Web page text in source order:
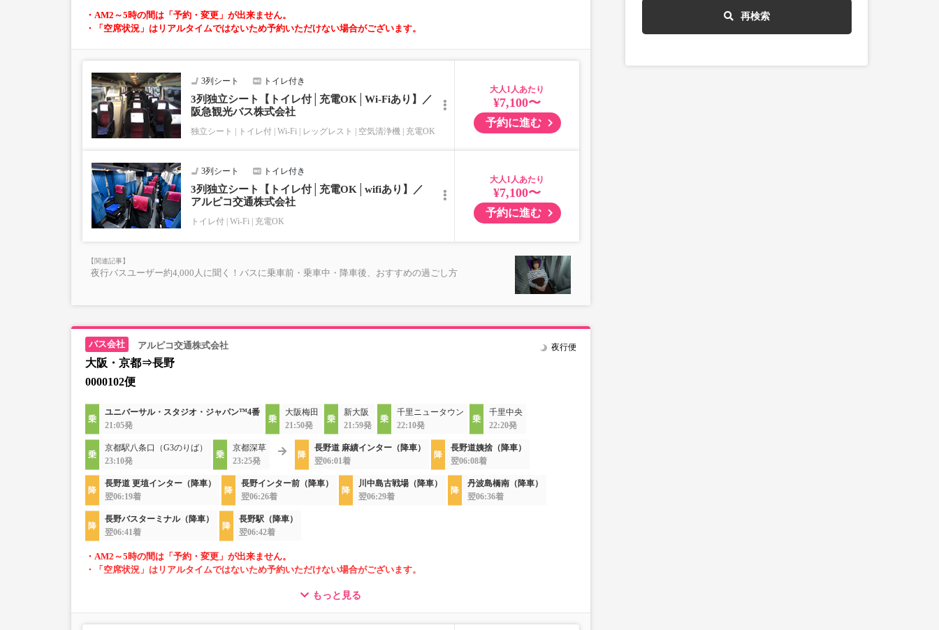
・AM2～5時の間は「予約・変更」が出来ません。
・「空席状況」はリアルタイムではないため予約いただけない場合がございます。
3列シート トイレ付き
3列独立シート【トイレ付│充電OK│Wi-Fiあり】／
阪急観光バス株式会社
独立シート トイレ付 Wi-Fi レッグレスト 空気清浄機 充電OK
大人
¥7,100〜
予約に進む
3列シート トイレ付き
3列独立シート【トイレ付│充電OK│wifiあり】／
アルピコ交通株式会社
トイレ付 Wi-Fi 充電OK
大人
¥7,100〜
予約に進む
夜行バスユーザー約4,000人に聞く！バスに乗車前・乗車中・降車後、おすすめの過ごし方
アルピコ交通株式会社
大阪・京都⇒長野
0000102便
夜行便
ユニバーサル・スタジオ・ジャパン™4番
21:05発
大阪梅田
21:50発
新大阪
21:59発
千里ニュータウン
22:10発
千里中央
22:20発
京都駅八条口（G3のりば）
23:10発
京都深草
23:25発
長野道 麻績インター（降車）
翌06:01着
長野道姨捨（降車）
翌06:08着
長野道 更埴インター（降車）
翌06:19着
長野インター前（降車）
翌06:26着
川中島古戦場（降車）
翌06:29着
丹波島橋南（降車）
翌06:36着
長野バスターミナル（降車）
翌06:41着
長野駅（降車）
翌06:42着
・AM2～5時の間は「予約・変更」が出来ません。
・「空席状況」はリアルタイムではないため予約いただけない場合がございます。
・車内トイレ付きで長時間の移動でも安心※車両により異なります
もっと見る
再検索